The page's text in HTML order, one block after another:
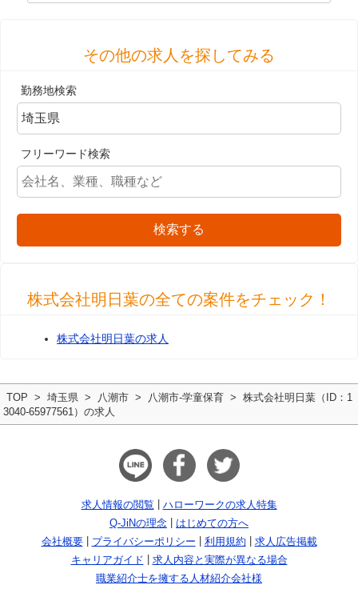
その他の求人を探してみる
勤務地検索
フリーワード検索
検索する
株式会社明日葉の全ての案件をチェック！
株式会社明日葉の求人
TOP 埼玉県 八潮市 八潮市-学童保育
株式会社明日葉（ID：1
3040-65977561）の求人
求人情報の閲覧
ハローワークの求人特集
Q-JiNの理念
はじめての方へ
会社概要
プライバシーポリシー 利用規約
求人広告掲載
キャリアガイド
求人内容と実際が異なる場合
職業紹介士を擁する人材紹介会社様